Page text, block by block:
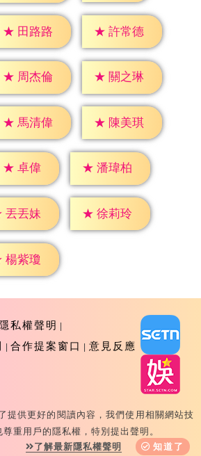
★ 田路路 ★ 許常德
★ 周杰倫 ★ 關之琳
★ 馬清偉 ★ 陳美琪
★ 卓偉 ★ 潘瑋柏
丟丟妹 ★ 徐莉玲
楊紫瓊
隱私權聲明
合作提案窗口 意見反應
Sanlih E-Television All Rights
用必究 台北市內湖區舊宗路一段159
提供更好的閱讀內容，我們使用相關網站技
重用戶的隱私權，特別提出聲明。
了解最新隱私權聲明
知道了